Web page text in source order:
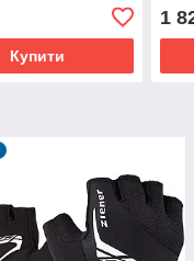
Купити
1